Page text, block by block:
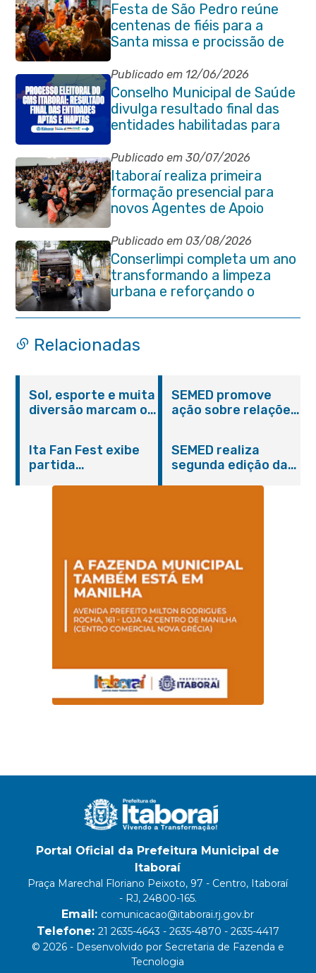
Festa de São Pedro reúne
centenas de fiéis para a
Santa missa e procissão de
encerramento e shows
Publicado em 12/06/2026
Conselho Municipal de Saúde
divulga resultado final das
entidades habilitadas para
eleição do quadriênio 2026-
2030
Publicado em 30/07/2026
Itaboraí realiza primeira
formação presencial para
novos Agentes de Apoio
Escolar
Publicado em 03/08/2026
Conserlimpi completa um ano
transformando a limpeza
urbana e reforçando o
cuidado com Itaboraí
Relacionadas
Sol, esporte e muita
diversão marcam o
Domingo no Parque
Paleontológico
SEMED promove
ação sobre relações
Ita Fan Fest exibe
partida
SEMED realiza
segunda edição da
Portal Oficial da Prefeitura Municipal de
Itaboraí
Praça Marechal Floriano Peixoto, 97 - Centro, Itaboraí
- RJ, 24800-165.
Email: comunicacao@itaborai.rj.gov.br
Telefone: 21 2635-4643 - 2635-4870 - 2635-4417
© 2026 - Desenvolvido por Secretaria de Fazenda e
Tecnologia